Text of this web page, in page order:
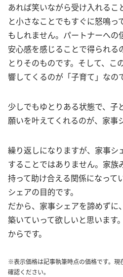
あれば笑いながら受け入れるこ
と小さなことでもすぐに怒鳴っ
もしれません。パートナーへの
安心感を感じることで得られる
とりそのものです。そして、こ
響してくるのが「子育て」なの
少しでもゆとりある状態で、子
願いを叶えてくれるのが、家事
繰り返しになりますが、家事シ
することではありません。家族
持って助け合える関係になって
シェアの目的です。
だから、家事シェアを諦めずに
築いていって欲しいと思います
からです。
※表示価格は記事執筆時点の価格です。現
確認ください。